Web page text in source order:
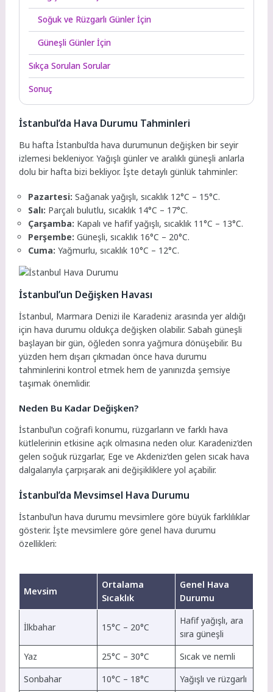
Soğuk ve Rüzgarlı Günler İçin
Güneşli Günler İçin
Sıkça Sorulan Sorular
Sonuç
İstanbul’da Hava Durumu Tahminleri
Bu hafta İstanbul’da hava durumunun değişken bir seyir
izlemesi bekleniyor. Yağışlı günler ve aralıklı güneşli anlarla
dolu bir hafta bizi bekliyor. İşte detaylı günlük tahminler:
Pazartesi: Sağanak yağışlı, sıcaklık 12°C – 15°C.
Salı: Parçalı bulutlu, sıcaklık 14°C – 17°C.
Çarşamba: Kapalı ve hafif yağışlı, sıcaklık 11°C – 13°C.
Perşembe: Güneşli, sıcaklık 16°C – 20°C.
Cuma: Yağmurlu, sıcaklık 10°C – 12°C.
İstanbul’un Değişken Havası
İstanbul, Marmara Denizi ile Karadeniz arasında yer aldığı
için hava durumu oldukça değişken olabilir. Sabah güneşli
başlayan bir gün, öğleden sonra yağmura dönüşebilir. Bu
yüzden hem dışarı çıkmadan önce hava durumu
tahminlerini kontrol etmek hem de yanınızda şemsiye
taşımak önemlidir.
Neden Bu Kadar Değişken?
İstanbul’un coğrafi konumu, rüzgarların ve farklı hava
kütlelerinin etkisine açık olmasına neden olur. Karadeniz’den
gelen soğuk rüzgarlar, Ege ve Akdeniz’den gelen sıcak hava
dalgalarıyla çarpışarak ani değişikliklere yol açabilir.
İstanbul’da Mevsimsel Hava Durumu
İstanbul’un hava durumu mevsimlere göre büyük farklılıklar
gösterir. İşte mevsimlere göre genel hava durumu
özellikleri:
Mevsim
Ortalama
Sıcaklık
Genel Hava
Durumu
İlkbahar 15°C – 20°C
Hafif yağışlı, ara
sıra güneşli
Yaz
25°C – 30°C
Sıcak ve nemli
Sonbahar
10°C – 18°C Yağışlı ve rüzgarlı